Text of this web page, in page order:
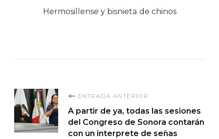
Hermosillense y bisnieta de chinos
Navegación
de
ENTRADA ANTERIOR
A partir de ya, todas las sesiones
del Congreso de Sonora contarán
con un interprete de señas